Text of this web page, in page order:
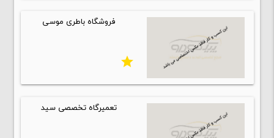
فروشگاه باطری موسی
star
تعمیرگاه تخصصی سید